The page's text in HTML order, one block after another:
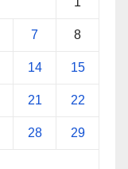
7 8
14 15
21 22
28 29